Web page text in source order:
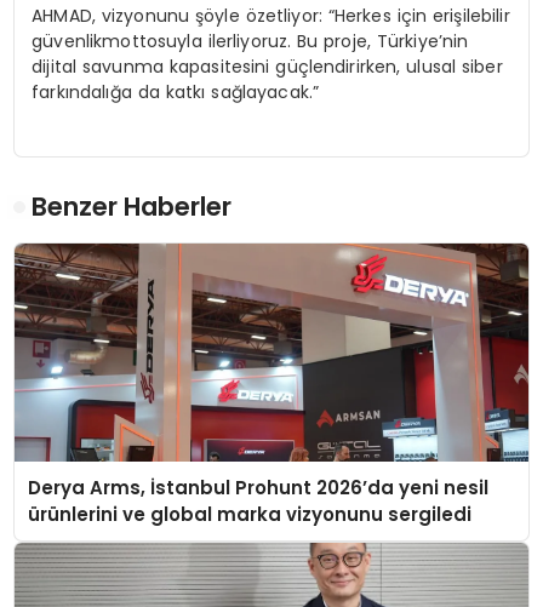
AHMAD, vizyonunu şöyle özetliyor: “Herkes için erişilebilir
güvenlikmottosuyla ilerliyoruz. Bu proje, Türkiye’nin
dijital savunma kapasitesini güçlendirirken, ulusal siber
farkındalığa da katkısağlayacak.”
Benzer Haberler
Derya Arms, İstanbul Prohunt 2026’da yeni nesil
ürünlerini ve global marka vizyonunu sergiledi